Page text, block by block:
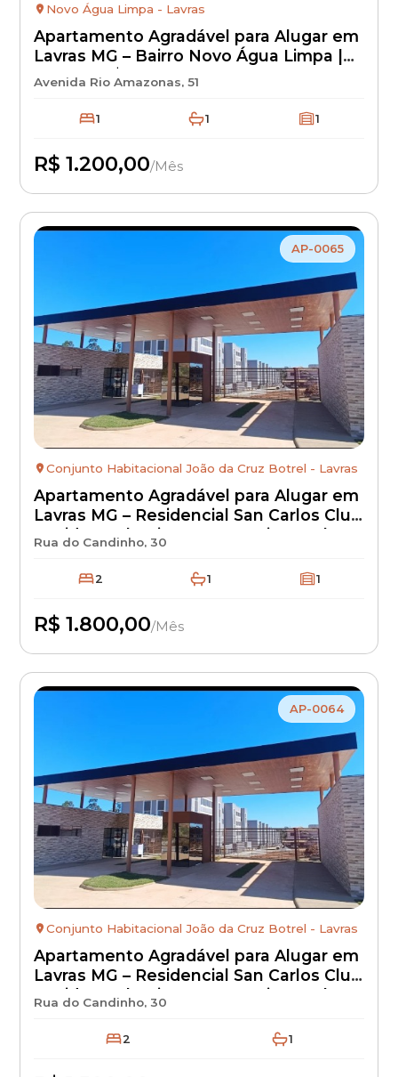
Novo Água Limpa - Lavras
Apartamento Agradável para Alugar em
Lavras MG – Bairro Novo Água Limpa |
Aluguel R$ 1.200 + IPTU + Seguro
com Excelente Localização
Avenida Rio Amazonas, 51
1 1 1
R$ 1.200,00/Mês
AP-0065
Conjunto Habitacional João da Cruz Botrel - Lavras
Apartamento Agradável para Alugar em
Lavras MG – Residencial San Carlos Club
Residence | Bairro Novo Horizonte |
Incêndio | Apartamento Residencial
Rua do Candinho, 30
2 1 1
R$ 1.800,00/Mês
AP-0064
Conjunto Habitacional João da Cruz Botrel - Lavras
Apartamento Agradável para Alugar em
Lavras MG – Residencial San Carlos Club
Residence | Bairro Novo Horizonte |
Incêndio | Apartamento Residencial
Rua do Candinho, 30
2 1